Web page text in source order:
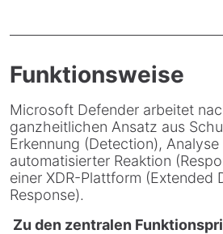
Funktionsweise
Microsoft Defender arbeitet
ganzheitlichen Ansatz aus
Erkennung (Detection),
automatisierter Reaktion
einer XDR-Plattform (Extended
Response).
Zu den zentralen